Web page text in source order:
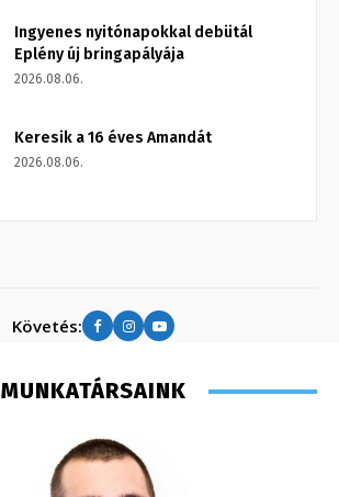
Ingyenes nyitónapokkal debütál
Eplény új bringapályája
2026.08.06.
Keresik a 16 éves Amandát
2026.08.06.
Követés:
MUNKATÁRSAINK